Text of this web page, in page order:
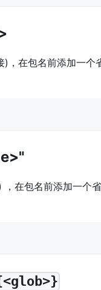
，在包名前添加一个
在包名前添加一个